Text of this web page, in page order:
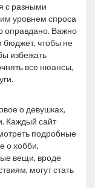
с разными
уровнем спроса
оправдано. Важно
бюджет, чтобы не
избежать
все нюансы,
о девушках,
Каждый сайт
подробные
о хобби,
вещи, вроде
могут стать